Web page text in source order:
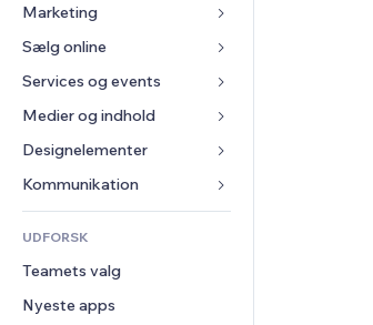
Marketing
Annoncer
Mobil
Statistikker
Hjemmesideregister
E-mail
Sælg online
Apps til Webshops
Forsendelse og levering
Sælg-knapper
Bogføring
Kuponer og loyalitet
Lagerløsninger
Services og events
Hoteller
Events
Restauranter
Ejendomshandel
Bookinger
Medier og indhold
Galleri
Musik
Podcasts
Fotografi
Video
PDF
Designelementer
Kort og Navigation
Privatliv & Sikkerhed
Ur
Sideskabeloner
Billedeffekter
Formularer
Meningsmålinger
Chat
UDFORSK
Teamets valg
Nyeste apps